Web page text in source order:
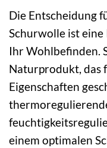
Die Entscheidung
Schurwolle ist
Ihr Wohlbefinden.
Naturprodukt, das
Eigenschaften
einem optimalen